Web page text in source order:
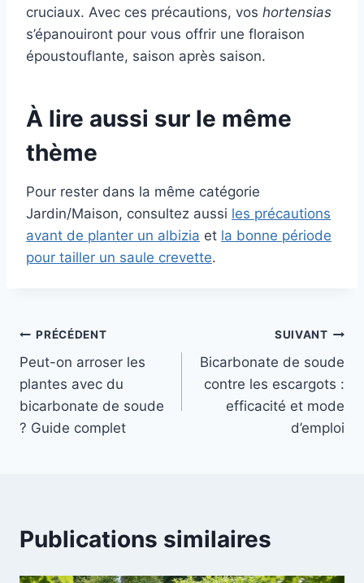
cruciaux. Avec ces précautions, vos hortensias
s’épanouiront pour vous offrir une floraison
époustouflante, saison après saison.
À lire aussi sur le même
thème
Pour rester dans la même catégorie
Jardin/Maison, consultez aussi les précautions
avant de planter un albizia et la bonne période
pour tailler un saule crevette.
Navigation
de
l’article
PRÉCÉDENT
Peut-on arroser les
plantes avec du
bicarbonate de soude
? Guide complet
SUIVANT
Bicarbonate de soude
contre les escargots :
efficacité et mode
d’emploi
Publications similaires